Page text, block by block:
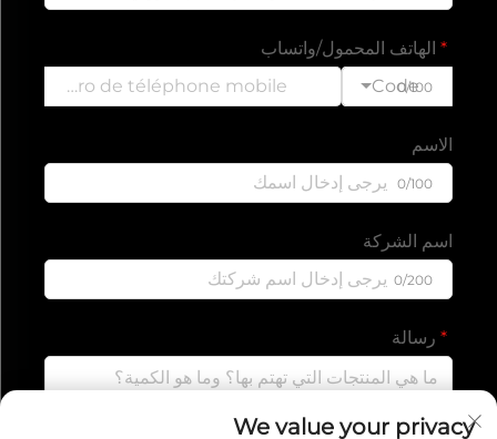
الهاتف المحمول/واتساب
Code
0/100
الاسم
0/100
اسم الشركة
0/200
رسالة
We value your privacy